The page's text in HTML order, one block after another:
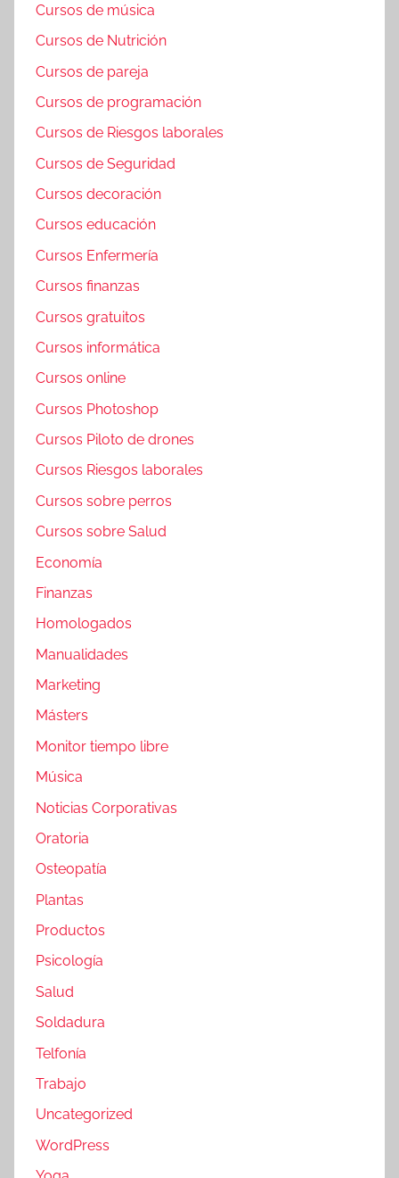
Cursos de música
Cursos de Nutrición
Cursos de pareja
Cursos de programación
Cursos de Riesgos laborales
Cursos de Seguridad
Cursos decoración
Cursos educación
Cursos Enfermería
Cursos finanzas
Cursos gratuitos
Cursos informática
Cursos online
Cursos Photoshop
Cursos Piloto de drones
Cursos Riesgos laborales
Cursos sobre perros
Cursos sobre Salud
Economía
Finanzas
Homologados
Manualidades
Marketing
Másters
Monitor tiempo libre
Música
Noticias Corporativas
Oratoria
Osteopatía
Plantas
Productos
Psicología
Salud
Soldadura
Telfonía
Trabajo
Uncategorized
WordPress